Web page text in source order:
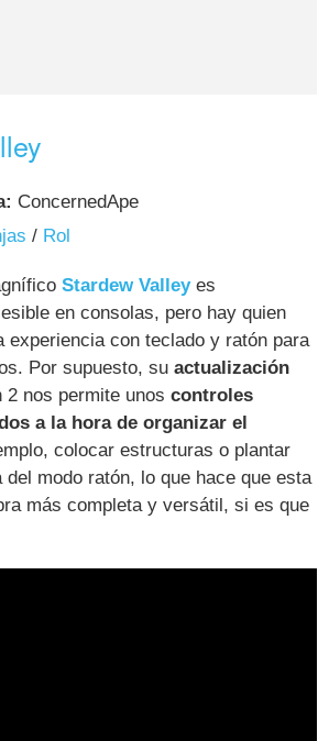
ConcernedApe
/ Rol
Stardew Valleyes
en consolas, pero hay quien
experiencia con teclado y ratón para
Por supuesto, suactualización
2 nos permite unoscontroles
a la hora de organizar el
colocar estructuras o plantar
modo ratón, lo que hace que esta
más completa y versátil, si es que